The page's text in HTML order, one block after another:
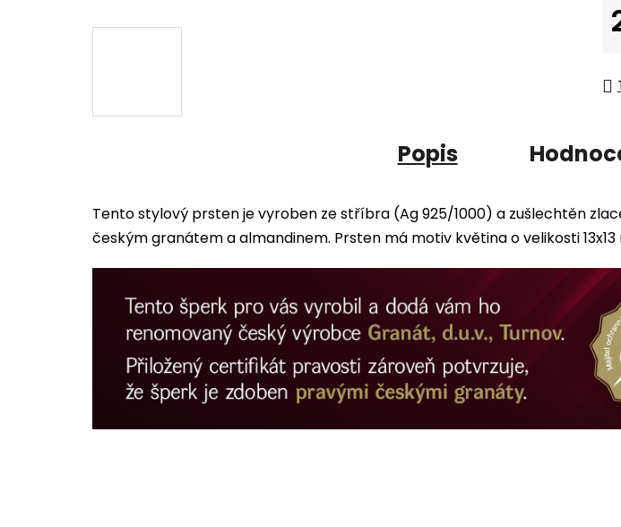
Popis
Tento stylový prsten je vyroben ze stříbra (Ag 925/1000) a zušlechtěn
českým granátem a almandinem. Prsten má motiv květina o velikosti 13x13